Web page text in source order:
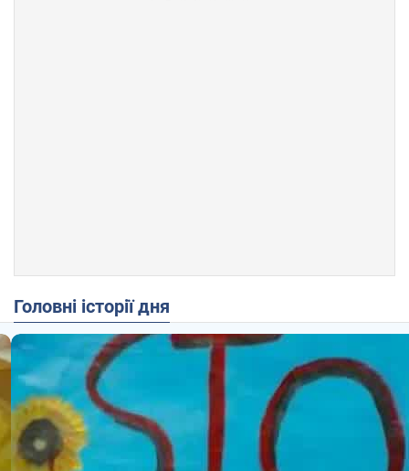
Головні історії дня